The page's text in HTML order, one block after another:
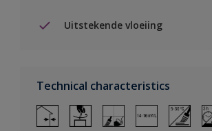
Uitstekende vloeiing
Technical characteristics